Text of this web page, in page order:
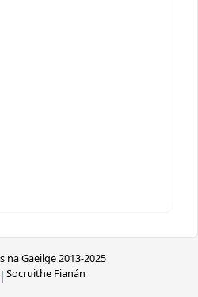
na Gaeilge 2013-2025
| Socruithe Fianán